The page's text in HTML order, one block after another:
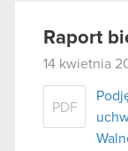
Raport
14 kwietnia
PDF